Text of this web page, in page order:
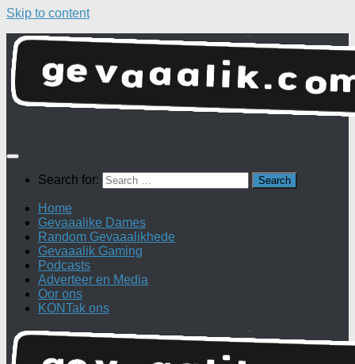
Skip to content
Search for:
Home
Gevaaalike Dames
Random Gevaaalikhede
Gevaaalik Gaming
Podcasts
Adverteer en Media
Oor ons
KONTak ons